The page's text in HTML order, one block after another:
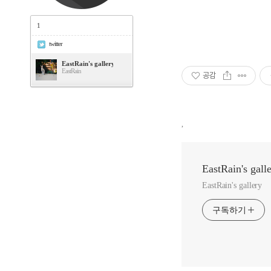
1
twitter
EastRain's gallery
EastRain
공감
,
EastRain's
EastRain's gallery
구독하기